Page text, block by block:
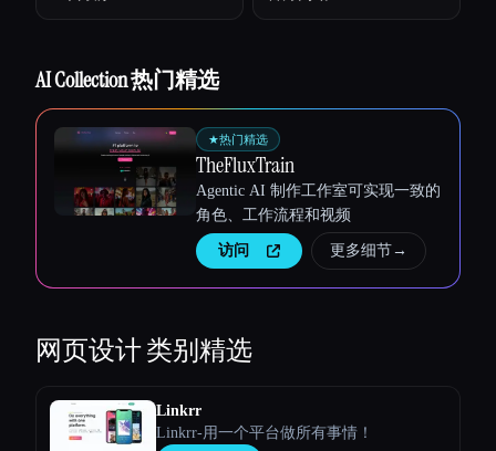
Esc
AI Collection 热门精选
★热门精选
TheFluxTrain
Agentic AI 制作工作室可实现一致的
角色、工作流程和视频
访问 更多细节→
网页设计类别精选
Linkrr
Linkrr-用一个平台做所有事情！